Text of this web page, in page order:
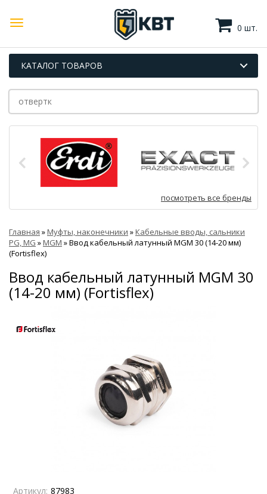
0 шт.
КАТАЛОГ ТОВАРОВ
посмотреть все бренды
Главная »Муфты, наконечники »Кабельные вводы, сальники
PG, MG »MGM »Ввод кабельный латунный МGM 30 (14-20 мм)
(Fortisflex)
Ввод кабельный латунный МGM 30
(14-20 мм) (Fortisflex)
Артикул: 87983